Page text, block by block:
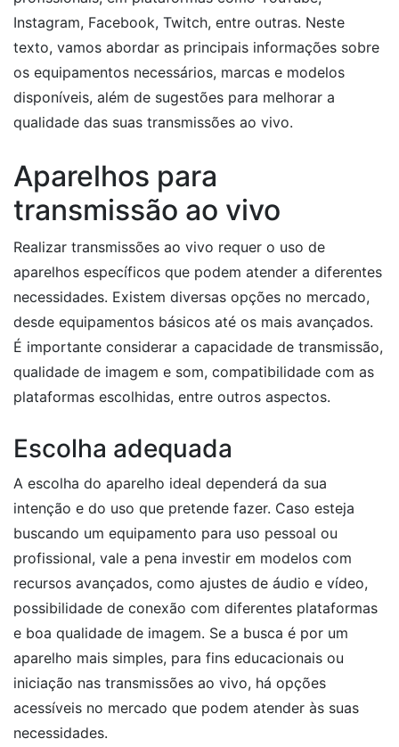
Instagram, Facebook, Twitch, entre outras. Neste
texto, vamos abordar as principais informações sobre
os equipamentos necessários, marcas e modelos
disponíveis, além de sugestões para melhorar a
qualidade das suas transmissões ao vivo.
Aparelhos para
transmissão ao vivo
Realizar transmissões ao vivo requer o uso de
aparelhos específicos que podem atender a diferentes
necessidades. Existem diversas opções no mercado,
desde equipamentos básicos até os mais avançados.
É importante considerar a capacidade de transmissão,
qualidade de imagem e som, compatibilidade com as
plataformas escolhidas, entre outros aspectos.
Escolha adequada
A escolha do aparelho ideal dependerá da sua
intenção e do uso que pretende fazer. Caso esteja
buscando um equipamento para uso pessoal ou
profissional, vale a pena investir em modelos com
recursos avançados, como ajustes de áudio e vídeo,
possibilidade de conexão com diferentes plataformas
e boa qualidade de imagem. Se a busca é por um
aparelho mais simples, para fins educacionais ou
iniciação nas transmissões ao vivo, há opções
acessíveis no mercado que podem atender às suas
necessidades.